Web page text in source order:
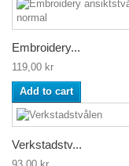
Embroidery...
119,00 kr
Add to cart
Verkstadstv...